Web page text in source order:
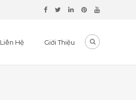
Liên Hệ Giới Thiệu